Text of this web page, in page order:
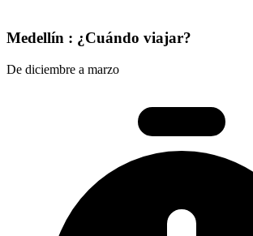
Medellín : ¿Cuándo viajar?
De diciembre a marzo